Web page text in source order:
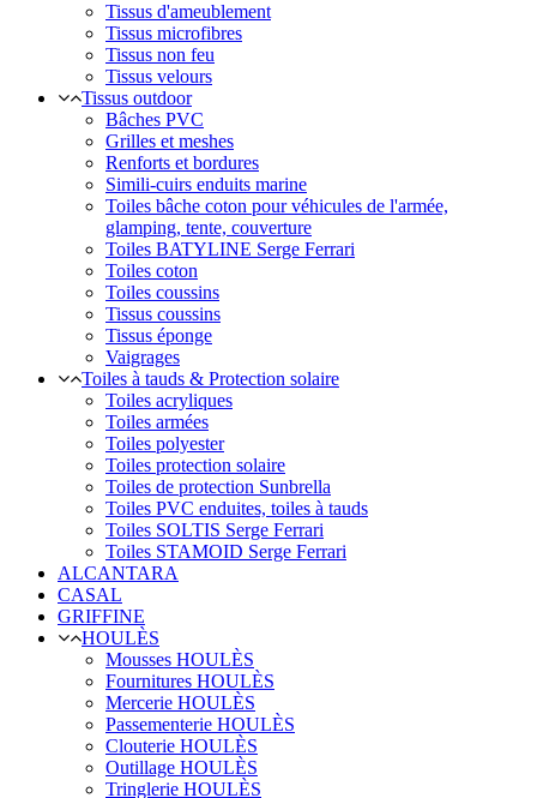
Tissus d'ameublement
Tissus microfibres
Tissus non feu
Tissus velours
Tissus outdoor
Bâches PVC
Grilles et meshes
Renforts et bordures
Simili-cuirs enduits marine
Toiles bâche coton pour véhicules de l'armée,
glamping, tente, couverture
Toiles BATYLINE Serge Ferrari
Toiles coton
Toiles coussins
Tissus coussins
Tissus éponge
Vaigrages
Toiles à tauds & Protection solaire
Toiles acryliques
Toiles armées
Toiles polyester
Toiles protection solaire
Toiles de protection Sunbrella
Toiles PVC enduites, toiles à tauds
Toiles SOLTIS Serge Ferrari
Toiles STAMOID Serge Ferrari
ALCANTARA
CASAL
GRIFFINE
HOULÈS
Mousses HOULÈS
Fournitures HOULÈS
Mercerie HOULÈS
Passementerie HOULÈS
Clouterie HOULÈS
Outillage HOULÈS
Tringlerie HOULÈS